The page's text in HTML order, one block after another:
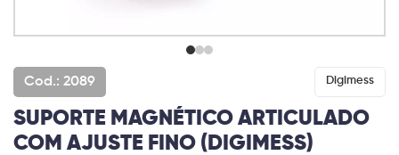
Cod.: 2089 Digimess
SUPORTE MAGNÉTICO ARTICULADO
COM AJUSTE FINO (DIGIMESS)